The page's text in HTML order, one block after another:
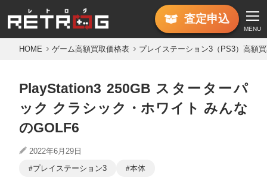
査定申込
MENU
HOME ゲーム高額買取価格表 プレイステーション3（PS3）高額
PlayStation3 250GB スターターパ
ック クラシック・ホワイト みんな
のGOLF6
2022年6月29日
プレイステーション3
本体